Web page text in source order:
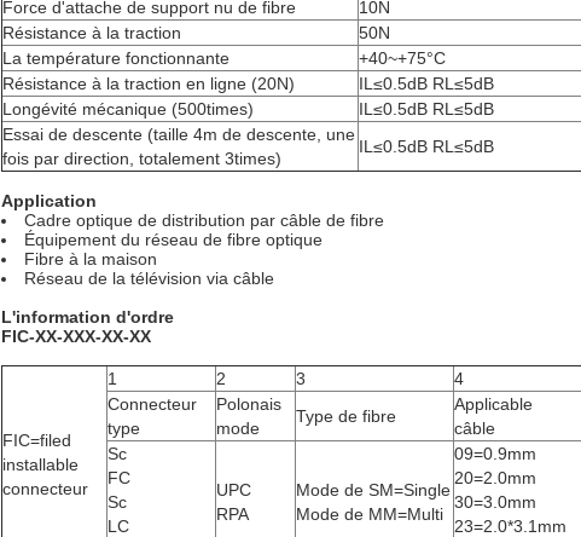
Force d'attache de support nu de fibre
10N
Résistance à la traction
50N
La température fonctionnante
+40~+75°C
Résistance à la traction en ligne (20N)
IL≤0.5dB RL≤5dB
Longévité mécanique (500times)
IL≤0.5dB RL≤5dB
Essai de descente (taille 4m de descente, une
fois par direction, totalement 3times)
IL≤0.5dB RL≤5dB
Application
Cadre optique de distribution par câble de fibre
Équipement du réseau de fibre optique
Fibre à la maison
Réseau de la télévision via câble
L'information d'ordre
FIC-XX-XXX-XX-XX
FIC=filed
installable
connecteur
1 2 3 4
Connecteur
type
Polonais
mode
Type de fibre
Applicable
câble
Sc
FC
Sc
LC
UPC
RPA
Mode de SM=Single
Mode de MM=Multi
09=0.9mm
20=2.0mm
30=3.0mm
23=2.0*3.1mm